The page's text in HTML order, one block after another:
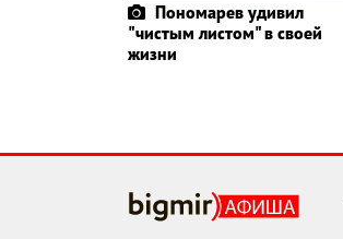
Пономарев удивил
"чистым листом" в своей
жизни